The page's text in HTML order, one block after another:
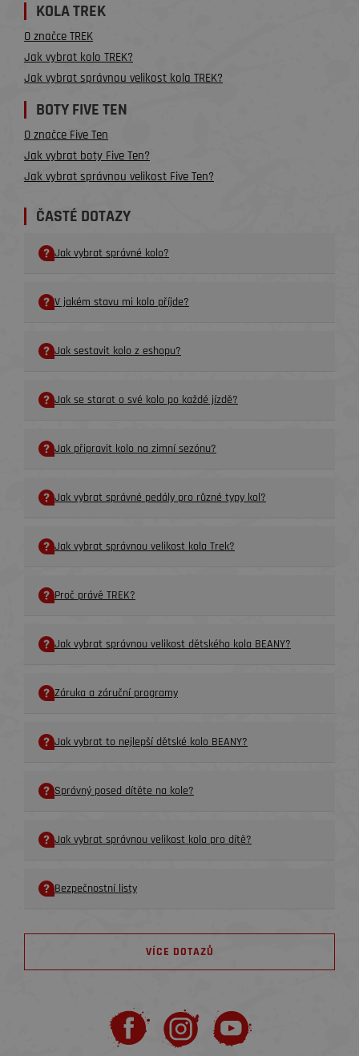
KOLA TREK
O značce TREK
Jak vybrat kolo TREK?
Jak vybrat správnou velikost kola TREK?
BOTY FIVE TEN
O značce Five Ten
Jak vybrat boty Five Ten?
Jak vybrat správnou velikost Five Ten?
ČASTÉ DOTAZY
Jak vybrat správné kolo?
V jakém stavu mi kolo příjde?
Jak sestavit kolo z eshopu?
Jak se starat o své kolo po každé jízdě?
Jak připravit kolo na zimní sezónu?
Jak vybrat správné pedály pro různé typy kol?
Jak vybrat správnou velikost kola Trek?
Proč právě TREK?
Jak vybrat správnou velikost dětského kola BEANY?
Záruka a záruční programy
Jak vybrat to nejlepší dětské kolo BEANY?
Správný posed dítěte na kole?
Jak vybrat správnou velikost kola pro dítě?
Bezpečnostní listy
VÍCE DOTAZŮ